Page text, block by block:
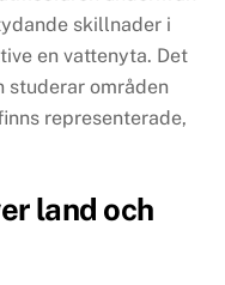
skillnader i
en vattenyta. Det
studerar områden
representerade,
land och